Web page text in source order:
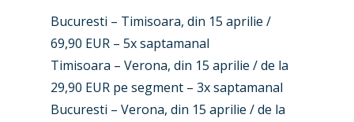
Bucuresti – Timisoara, din 15 aprilie /
69,90 EUR – 5x saptamanal
Timisoara – Verona, din 15 aprilie / de la
29,90 EUR pe segment – 3x saptamanal
Bucuresti – Verona, din 15 aprilie / de la
Paris 2023
Dubai 2019
Paris 2019
Marketplace
Jobs
Contact